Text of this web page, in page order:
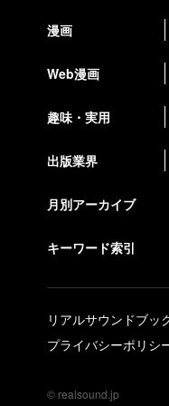
漫画
Web漫画
趣味・実用
出版業界
月別アーカイブ
キーワード索引
リアルサウンドブッ
プライバシーポリシ
© realsound.jp